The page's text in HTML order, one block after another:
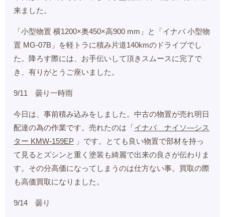
来ました。
「小型物置 横1200×奥450×高900 mm」と
「イナバ 小型物
置 MG-07B」を軽トラに積み片道140kmのドライブでし
た。降ろす際には、お手伝いして頂きスムースに完了で
き、有りがとうご座いました。
9/11 曇り一時雨
今日は、事前積み込みをしました。中古の物置が売れ明日
配達の為の作業です。売れたのは「イナバ ナイソ―シス
ター KMW-159EP 」です。とても良い物置で部材を持っ
て見るとズシンと重く塗装も綺麗で出来の良さが伝わりま
す。その分高価になってしまうのは仕方ない事。買取の際
も高価買取になりました。
9/14 曇り